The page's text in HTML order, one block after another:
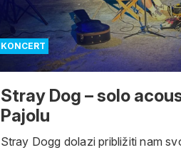
KONCERT
Stray Dog – solo
Pajolu
Stray Dogg dolazi približiti nam